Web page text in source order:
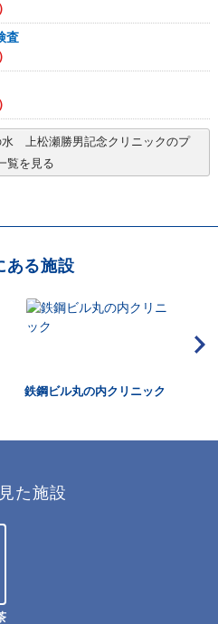
査
水 上松瀬勝男記念クリニックのプ
覧を見る
ある施設
鉄鋼ビル丸の内クリニック
た施設